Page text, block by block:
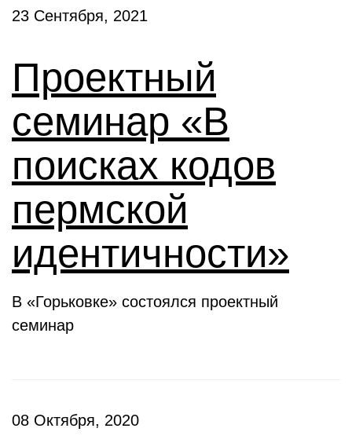
23 Сентября, 2021
Проектный
семинар «В
поисках кодов
пермской
идентичности»
В «Горьковке» состоялся проектный
семинар
08 Октября, 2020